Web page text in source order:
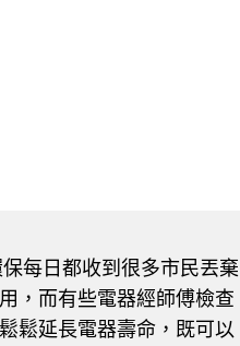
每日都收到很多市民丟棄
，而有些電器經師傅檢查
鬆延長電器壽命，既可以